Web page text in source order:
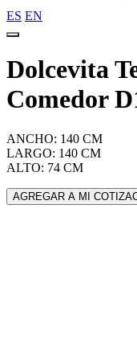
ES EN
Dolcevita
Comedor
ANCHO: 140 CM
LARGO: 140 CM
ALTO: 74 CM
AGREGAR A MI